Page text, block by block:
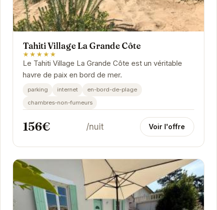
Tahiti Village La Grande Côte
★★★★★
Le Tahiti Village La Grande Côte est un véritable
havre de paix en bord de mer.
parking internet
en-bord-de-plage
chambres-non-fumeurs
156€ /nuit Voir l'offre